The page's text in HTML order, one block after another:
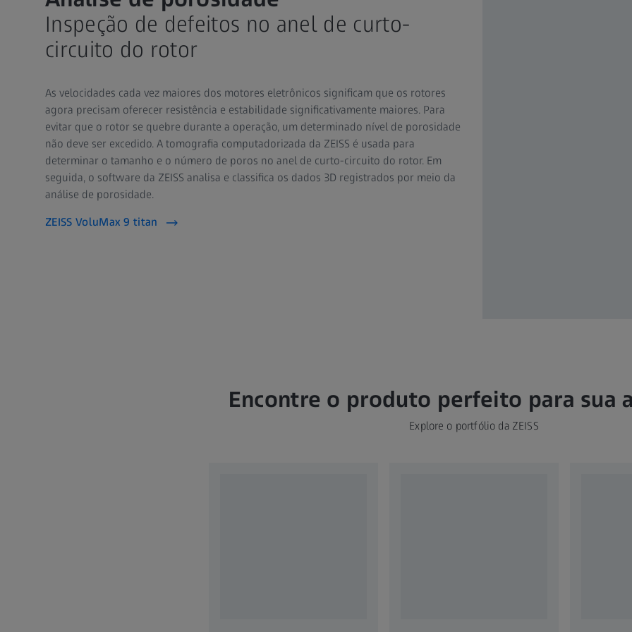
Inspeção de defeitos no anel de curto-
circuito do rotor
As velocidades cada vez maiores dos motores eletrônicos significam que os rotores
agora precisam oferecer resistência e estabilidade significativamente maiores. Para
evitar que o rotor se quebre durante a operação, um determinado nível de porosidade
não deve ser excedido. A tomografia computadorizada da ZEISS é usada para
determinar o tamanho e o número de poros no anel de curto-circuito do rotor. Em
seguida, o software da ZEISS analisa e classifica os dados 3D registrados por meio da
análise de porosidade.
ZEISS VoluMax 9 titan
Encontre o produto perfeito para sua
Explore o portfólio da ZEISS